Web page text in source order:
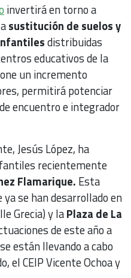
invertirá en torno a
sustitución de suelos y
distribuidas
educativos de la
un incremento
permitirá potenciar
encuentro e integrador
Jesús López, ha
recientemente
Flamarique. Esta
se han desarrollado en
Grecia) y laPlaza de La
de este año a
están llevando a cabo
el CEIP Vicente Ochoa y